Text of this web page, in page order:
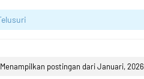
Menampilkan postingan dari Januari, 2026